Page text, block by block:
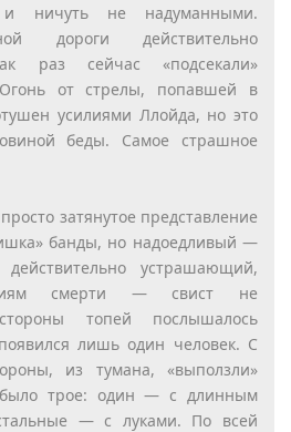
ничуть не надуманными.
дороги действительно
раз сейчас «подсекали»
от стрелы, попавшей в
усилиями Ллойда, но это
беды. Самое страшное
затянутое представление
банды, но надоедливый —
устрашающий,
смерти — свист не
топей послышалось
лишь один человек. С
из тумана, «выползли»
трое: один — с длинным
— с луками. По всей